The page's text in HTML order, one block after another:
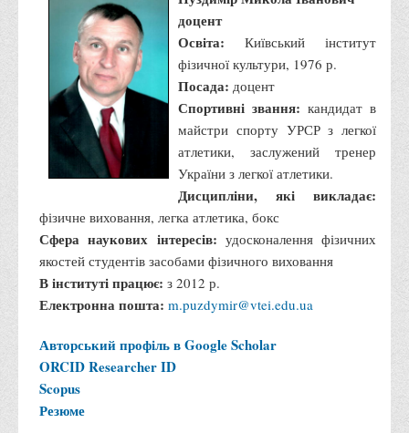
Обліково-фінансовий
Торгівлі, маркетингу та сфери обслуговування
Економіки, менеджменту та права
Кафедри
Маркетингу та реклами
Товарознавства, експертизи та торговельного
Туризму та готельно-ресторанної справи
Фізичного виховання та спорту
Менеджменту та публічного управління
Інноваційної економіки та цифрових технологій
Психології
Права
доцент
Освіта: Київський інститут
фізичної культури, 1976 р.
Посада: доцент
Спортивні звання: кандидат в
майстри спорту УРСР з легкої
атлетики, заслужений тренер
України з легкої атлетики.
Дисципліни, які викладає:
фізичне виховання, легка атлетика, бокс
Сфера наукових інтересів: удосконалення фізичних
якостей студентів засобами фізичного виховання
В інституті працює: з 2012 р.
Електронна пошта: m.puzdymir@vtei.edu.ua
Авторський профіль в Google Scholar
ORCIDResearcher ID
Scopus
Резюме